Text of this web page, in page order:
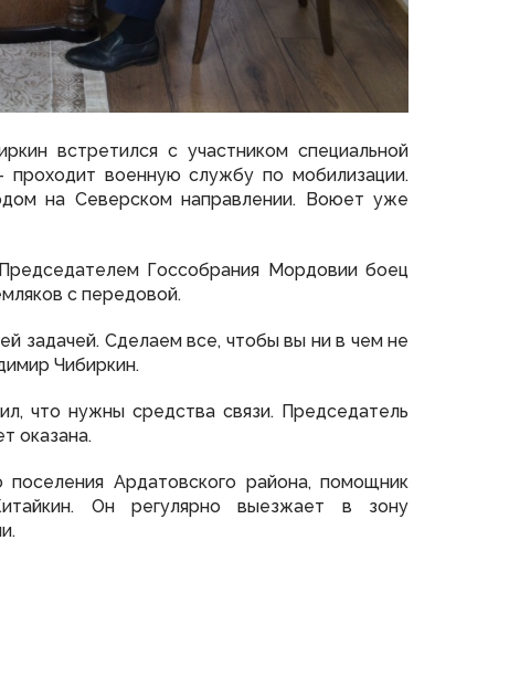
встретился с участником специальной
военную службу по мобилизации.
на Северском направлении. Воюет уже
Госсобрания Мордовии боец
с передовой.
задачей. Сделаем все, чтобы вы ни в чем не
Чибиркин.
что нужны средства связи. Председатель
оказана.
поселения Ардатовского района, помощник
Он регулярно выезжает в зону